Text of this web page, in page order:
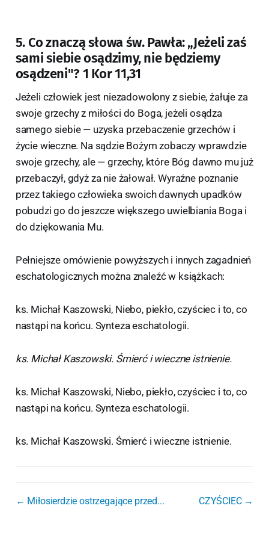
5. Co znaczą słowa św. Pawła: „Jeżeli zaś
sami siebie osądzimy, nie będziemy
osądzeni"? 1 Kor 11,31
Jeżeli człowiek jest niezadowolony z siebie, żałuje za
swoje grzechy z miłości do Boga, jeżeli osądza
samego siebie — uzyska przebaczenie grzechów i
życie wieczne. Na sądzie Bożym zobaczy wprawdzie
swoje grzechy, ale — grzechy, które Bóg dawno mu już
przebaczył, gdyż za nie żałował. Wyraźne poznanie
przez takiego człowieka swoich dawnych upadków
pobudzi go do jeszcze większego uwielbiania Boga i
do dziękowania Mu.
Pełniejsze omówienie powyższych i innych zagadnień
eschatologicznych można znaleźć w książkach:
ks. Michał Kaszowski, Niebo, piekło, czyściec i to, co
nastąpi na końcu. Synteza eschatologii.
ks. Michał Kaszowski. Śmierć i wieczne istnienie.
ks. Michał Kaszowski, Niebo, piekło, czyściec i to, co
nastąpi na końcu. Synteza eschatologii.
ks. Michał Kaszowski. Śmierć i wieczne istnienie.
← Miłosierdzie ostrzegające przed... CZYŚCIEC →